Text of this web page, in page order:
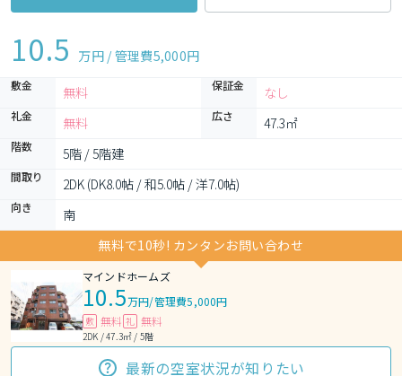
10.5 万円 / 管理費5,000円
敷金 無料 保証金 なし
礼金 無料 広さ 47.3㎡
階数 5階 / 5階建
間取り 2DK (DK8.0帖 / 和5.0帖 / 洋7.0帖)
向き
南
無料で10秒! カンタンお問い合わせ
マインドホームズ
10.5万円/管理費5,000円
敷 無料 礼 無料
2DK / 47.3㎡ / 5階
最新の空室状況が知りたい